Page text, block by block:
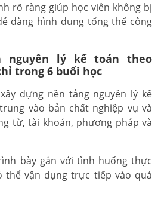
rõ ràng giúp học viên không bị
dàng hình dung tổng thể công
nguyên lý kế toán theo
trong 6 buổi học
dựng nền tảng nguyên lý kế
vào bản chất nghiệp vụ và
từ, tài khoản, phương pháp và
bày gắn với tình huống thực
thể vận dụng trực tiếp vào quá